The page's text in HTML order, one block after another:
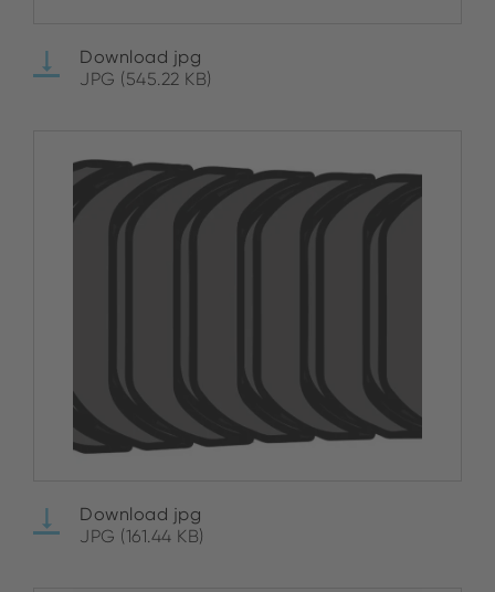
Download jpg
JPG (545.22 KB)
Download jpg
JPG (161.44 KB)